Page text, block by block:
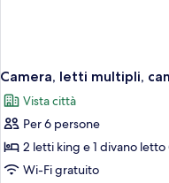
Camera, letti multipli,
Vista città
Per 6 persone
2 letti king e 1 divano letto
Wi-Fi gratuito